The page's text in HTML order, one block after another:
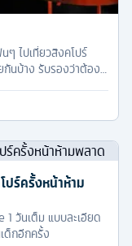
ๆ ไปเที่ยวสิงคโปร์
กันบ้าง รับรองว่าต้อง
ปร์ครั้งหน้าห้าม
1 วันเต็ม แบบละเอียด
ด็กอีกครั้ง